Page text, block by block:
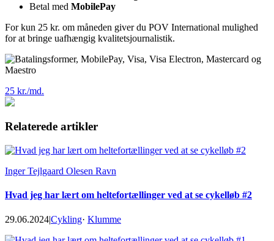
Betal med MobilePay
For kun 25 kr. om måneden giver du POV International mulighed
for at bringe uafhængig kvalitetsjournalistik.
25 kr./md.
Relaterede artikler
Inger Tejlgaard Olesen Ravn
Hvad jeg har lært om heltefortællinger ved at se cykelløb #2
29.06.2024|Cykling· Klumme